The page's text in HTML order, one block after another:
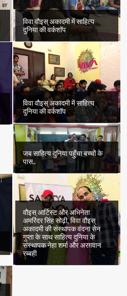
विवा वौइस् अकादमी में साहित्य
दुनिया की वर्कशॉप
विवा वौइस् अकादमी में साहित्य
दुनिया की वर्कशॉप
जब साहित्य दुनिया पहुँचा बच्चों के
पास..
वौइस् आर्टिस्ट और अभिनेता
अमरिंदर सिंह सोढ़ी, विवा वौइस्
अकादमी की संस्थापक वंदना सेन
गुप्ता के साथ साहित्य दुनिया के
संस्थापक नेहा शर्मा और अरग़वान
रब्बही